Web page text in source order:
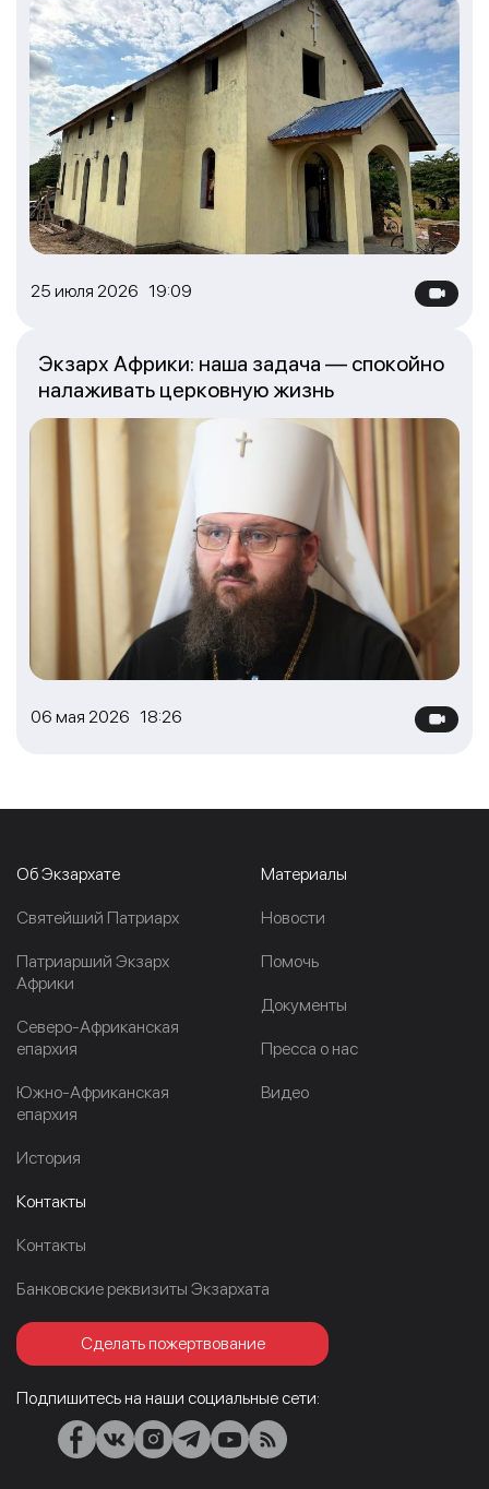
25 июля 2026 19:09
06 мая 2026 18:26
Экзарх Африки: наша задача — спокойно
налаживать церковную жизнь
Об Экзархате
Cвятейший Патриарх
Патриарший Экзарх
Африки
Северо-Африканская
епархия
Южно-Африканская
епархия
История
Материалы
Новости
Помочь
Документы
Пресса о нас
Видео
Контакты
Контакты
Банковские реквизиты Экзархата
Сделать пожертвование
Подпишитесь на наши социальные сети: